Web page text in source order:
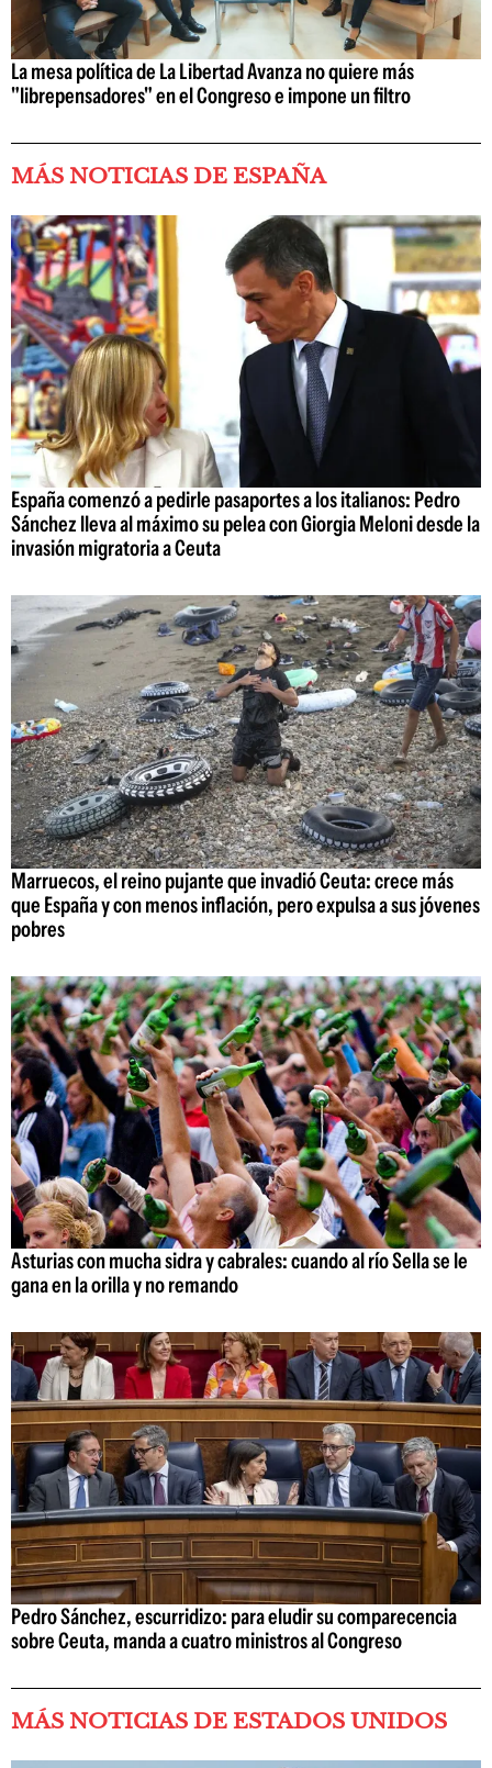
La mesa política de La Libertad Avanza no quiere más
"librepensadores" en el Congreso e impone un filtro
MÁS NOTICIAS DE ESPAÑA
España comenzó a pedirle pasaportes a los italianos: Pedro
Sánchez lleva al máximo su pelea con Giorgia Meloni desde la
invasión migratoria a Ceuta
Marruecos, el reino pujante que invadió Ceuta: crece más
que España y con menos inflación, pero expulsa a sus jóvenes
pobres
Asturias con mucha sidra y cabrales: cuando al río Sella se le
gana en la orilla y no remando
Pedro Sánchez, escurridizo: para eludir su comparecencia
sobre Ceuta, manda a cuatro ministros al Congreso
MÁS NOTICIAS DE ESTADOS UNIDOS